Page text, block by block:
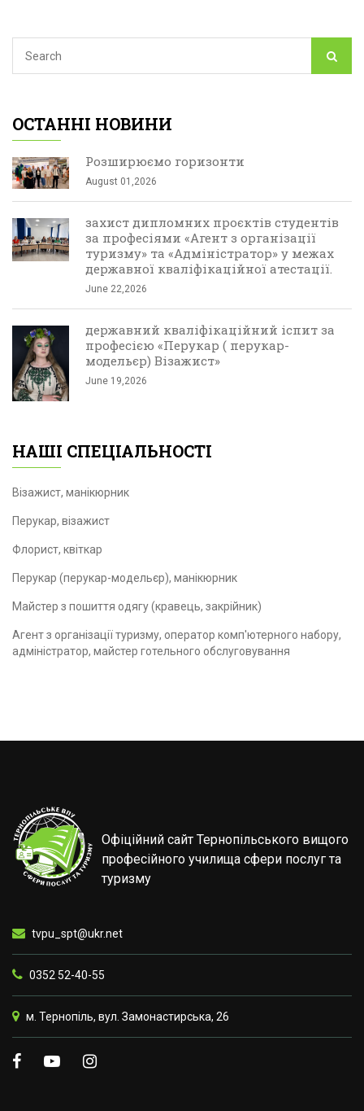
ОСТАННІ НОВИНИ
Розширюємо горизонти
August 01,2026
захист дипломних проєктів студентів
за професіями «Агент з організації
туризму» та «Адміністратор» у межах
державної кваліфікаційної атестації.
June 22,2026
державний кваліфікаційний іспит за
професією «Перукар ( перукар-
модельєр) Візажист»
June 19,2026
НАШІ СПЕЦІАЛЬНОСТІ
Візажист, манікюрник
Перукар, візажист
Флорист, квіткар
Перукар (перукар-модельєр), манікюрник
Майстер з пошиття одягу (кравець, закрійник)
Агент з організації туризму, оператор комп'ютерного набору,
адміністратор, майстер готельного обслуговування
Офіційний сайт Тернопільського вищого
професійного училища сфери послуг та
туризму
tvpu_spt@ukr.net
0352 52-40-55
м. Тернопіль, вул. Замонастирська, 26